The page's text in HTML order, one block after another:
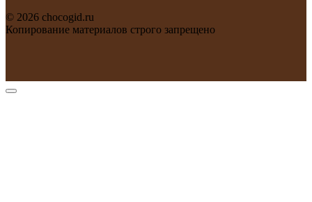
© 2026 chocogid.ru
Копирование материалов строго запрещено